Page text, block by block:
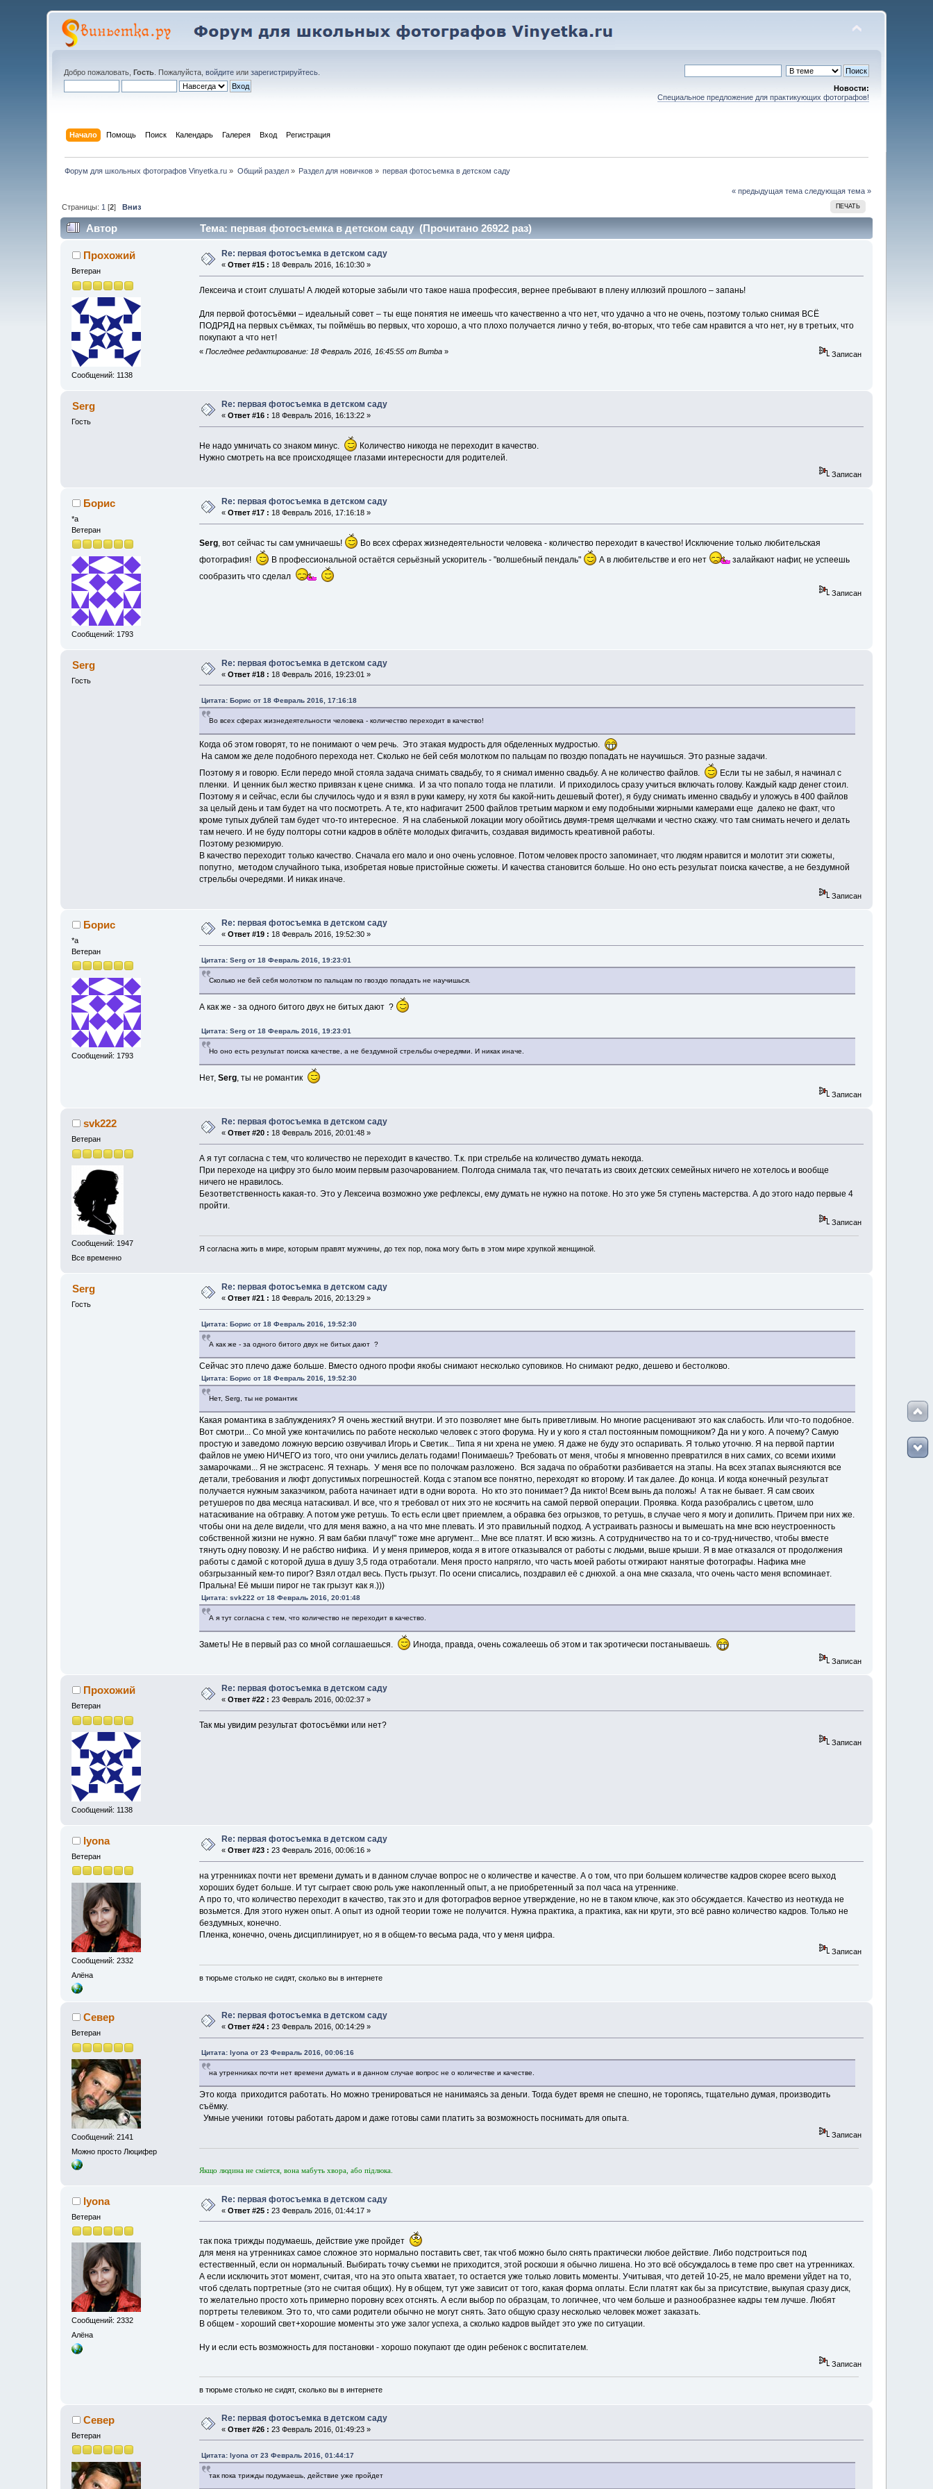
Добро пожаловать,Гость . Пожалуйста,войдите илизарегистрируйтесь
Новости:
Специальное предложение для практикующих фотографов!
Начало Помощь Поиск Календарь Галерея Вход Регистрация
Форум для школьных фотографов Vinyetka.ru » Общий раздел» Раздел для новичков » первая фотосъемка в детском саду
« предыдущая тема следующая тема »
ПЕЧАТЬ
Страницы: 1 [2]Вниз
Автор Тема: первая фотосъемка в детском саду (Прочитано 26922 раз)
Прохожий
Ветеран
Сообщений: 1138
Re: первая фотосъемка в детском саду
«Ответ #15 : 18 Февраль 2016, 16:10:30 »
Лексеича и стоит слушать! А людей которые забыли что такое наша профессия, вернее пребывают в плену иллюзий прошлого – запань!
Для первой фотосъёмки – идеальный совет – ты еще понятия не имеешь что качественно а что нет, что удачно а что не очень, поэтому только снимая ВСЁ
ПОДРЯД на первых съёмках, ты поймёшь во первых, что хорошо, а что плохо получается лично у тебя, во-вторых, что тебе сам нравится а что нет, ну в третьих, что
покупают а что нет!
« Последнее редактирование: 18 Февраль 2016, 16:45:55 от Bumba» Записан
Serg
Гость
Re: первая фотосъемка в детском саду
«Ответ #16 : 18 Февраль 2016, 16:13:22 »
Не надо умничать со знаком минус.
Количество никогда не переходит в качество.
Нужно смотреть на все происходящее глазами интересности для родителей.
Записан
Борис
*a
Ветеран
Сообщений: 1793
Re: первая фотосъемка в детском саду
«Ответ #17 : 18 Февраль 2016, 17:16:18 »
Serg, вот сейчас ты сам умничаешь!
Во всех сферах жизнедеятельности человека - количество переходит в качество! Исключение только любительская
фотография!
В профессиональной остаётся серьёзный ускоритель - "волшебный пендаль" А в любительстве и его нет
залайкают нафиг, не успеешь
сообразить что сделал
Записан
Serg
Гость
Re: первая фотосъемка в детском саду
«Ответ #18 : 18 Февраль 2016, 19:23:01 »
Цитата: Борис от 18 Февраль 2016, 17:16:18
Во всех сферах жизнедеятельности человека - количество переходит в качество!
Когда об этом говорят, то не понимают о чем речь. Это этакая мудрость для обделенных мудростью.
На самом же деле подобного перехода нет. Сколько не бей себя молотком по пальцам по гвоздю попадать не научишься. Это разные задачи.
Поэтому я и говорю. Если передо мной стояла задача снимать свадьбу, то я снимал именно свадьбу. А не количество файлов.
Если ты не забыл, я начинал с
пленки. И ценник был жестко привязан к цене снимка. И за что попало тогда не платили. И приходилось сразу учиться включать голову. Каждый кадр денег стоил.
Поэтому я и сейчас, если бы случилось чудо и я взял в руки камеру, ну хотя бы какой-нить дешевый фотег), я буду снимать именно свадьбу и уложусь в 400 файлов
за целый день и там будет на что посмотреть. А те, кто нафигачит 2500 файлов третьим марком и ему подобными жирными камерами еще далеко не факт, что
кроме тупых дублей там будет что-то интересное. Я на слабенькой локации могу обойтись двумя-тремя щелчками и честно скажу. что там снимать нечего и делать
там нечего. И не буду полторы сотни кадров в облёте молодых фигачить, создавая видимость креативной работы.
Поэтому резюмирую.
В качество переходит только качество. Сначала его мало и оно очень условное. Потом человек просто запоминает, что людям нравится и молотит эти сюжеты,
попутно, методом случайного тыка, изобретая новые пристойные сюжеты. И качества становится больше. Но оно есть результат поиска качестве, а не бездумной
стрельбы очередями. И никак иначе.
Записан
Борис
*a
Ветеран
Сообщений: 1793
Re: первая фотосъемка в детском саду
«Ответ #19 : 18 Февраль 2016, 19:52:30 »
Цитата: Serg от 18 Февраль 2016, 19:23:01
Сколько не бей себя молотком по пальцам по гвоздю попадать не научишься.
А как же - за одного битого двух не битых дают ?
Цитата: Serg от 18 Февраль 2016, 19:23:01
Но оно есть результат поиска качестве, а не бездумной стрельбы очередями. И никак иначе.
Нет, Serg, ты не романтик
Записан
svk222
Ветеран
Сообщений: 1947
Все временно
Re: первая фотосъемка в детском саду
«Ответ #20 : 18 Февраль 2016, 20:01:48 »
А я тут согласна с тем, что количество не переходит в качество. Т.к. при стрельбе на количество думать некогда.
При переходе на цифру это было моим первым разочарованием. Полгода снимала так, что печатать из своих детских семейных ничего не хотелось и вообще
ничего не нравилось.
Безответственность какая-то. Это у Лексеича возможно уже рефлексы, ему думать не нужно на потоке. Но это уже 5я ступень мастерства. А до этого надо первые 4
пройти.
Записан
Я согласна жить в мире, которым правят мужчины, до тех пор, пока могу быть в этом мире хрупкой женщиной.
Serg
Гость
Re: первая фотосъемка в детском саду
«Ответ #21 : 18 Февраль 2016, 20:13:29 »
Цитата: Борис от 18 Февраль 2016, 19:52:30
А как же - за одного битого двух не битых дают ?
Сейчас это плечо даже больше. Вместо одного профи якобы снимают несколько суповиков. Но снимают редко, дешево и бестолково.
Цитата: Борис от 18 Февраль 2016, 19:52:30
Нет, Serg, ты не романтик
Какая романтика в заблуждениях? Я очень жесткий внутри. И это позволяет мне быть приветливым. Но многие расценивают это как слабость. Или что-то подобное.
Вот смотри... Со мной уже контачились по работе несколько человек с этого форума. Ну и у кого я стал постоянным помощником? Да ни у кого. А почему? Самую
простую и заведомо ложную версию озвучивал Игорь и Светик... Типа я ни хрена не умею. Я даже не буду это оспаривать. Я только уточню. Я на первой партии
файлов не умею НИЧЕГО из того, что они учились делать годами! Понимаешь? Требовать от меня, чтобы я мгновенно превратился в них самих, со всеми ихими
замарочками... Я не экстрасенс. Я технарь. У меня все по полочкам разложено. Вся задача по обработки разбивается на этапы. На всех этапах выясняются все
детали, требования и люфт допустимых погрешностей. Когда с этапом все понятно, переходят ко второму. И так далее. До конца. И когда конечный результат
получается нужным заказчиком, работа начинает идти в одни ворота. Но кто это понимает? Да никто! Всем вынь да положь! А так не бывает. Я сам своих
ретушеров по два месяца натаскивал. И все, что я требовал от них это не косячить на самой первой операции. Проявка. Когда разобрались с цветом, шло
натаскивание на обтравку. А потом уже ретушь. То есть если цвет приемлем, а обравка без огрызков, то ретушь, в случае чего я могу и допилить. Причем при них же.
чтобы они на деле видели, что для меня важно, а на что мне плевать. И это правильный подход. А устраивать разносы и вымешать на мне всю неустроенность
собственной жизни не нужно. Я вам бабки плачу!" тоже мне аргумент... Мне все платят. И всю жизнь. А сотрудничество на то и со-труд-ничество, чтобы вместе
тянуть одну повозку. И не рабство нифика. И у меня примеров, когда я в итоге отказывался от работы с людьми, выше крыши. Я в мае отказался от продолжения
работы с дамой с которой душа в душу 3,5 года отработали. Меня просто напрягло, что часть моей работы отжирают нанятые фотографы. Нафика мне
обзгрызанный кем-то пирог? Взял отдал весь. Пусть грызут. По осени списались, поздравил её с днюхой. а она мне сказала, что очень часто меня вспоминает.
Пральна! Её мыши пирог не так грызут как я.)))
Цитата: svk222 от 18 Февраль 2016, 20:01:48
А я тут согласна с тем, что количество не переходит в качество.
Заметь! Не в первый раз со мной соглашаешься. Иногда, правда, очень сожалеешь об этом и так эротически постанываешь.
Записан
Прохожий
Ветеран
Сообщений: 1138
Re: первая фотосъемка в детском саду
«Ответ #22 : 23 Февраль 2016, 00:02:37 »
Так мы увидим результат фотосъёмки или нет?
Записан
lyona
Ветеран
Сообщений: 2332
Алёна
Re: первая фотосъемка в детском саду
«Ответ #23 : 23 Февраль 2016, 00:06:16 »
на утренниках почти нет времени думать и в данном случае вопрос не о количестве и качестве. А о том, что при большем количестве кадров скорее всего выход
хороших будет больше. И тут сыграет свою роль уже накопленный опыт, а не приобретенный за пол часа на утреннике.
А про то, что количество переходит в качество, так это и для фотографов верное утверждение, но не в таком ключе, как это обсуждается. Качество из неоткуда не
возьмется. Для этого нужен опыт. А опыт из одной теории тоже не получится. Нужна практика, а практика, как ни крути, это всё равно количество кадров. Только не
бездумных, конечно.
Пленка, конечно, очень дисциплинирует, но я в общем-то весьма рада, что у меня цифра.
Записан
в тюрьме столько не сидят, сколько вы в интернете
Север
Ветеран
Сообщений: 2141
Можно просто Люцифер
Re: первая фотосъемка в детском саду
«Ответ #24 : 23 Февраль 2016, 00:14:29 »
Цитата: lyona от 23 Февраль 2016, 00:06:16
на утренниках почти нет времени думать и в данном случае вопрос не о количестве и качестве.
Это когда приходится работать. Но можно тренироваться не нанимаясь за деньги. Тогда будет время не спешно, не торопясь, тщательно думая, производить
съёмку.
Умные ученики готовы работать даром и даже готовы сами платить за возможность поснимать для опыта.
Записан
Якщо людина не смiется, вона мабуть хвора, або пiдлюка.
lyona
Ветеран
Сообщений: 2332
Алёна
Re: первая фотосъемка в детском саду
«Ответ #25 : 23 Февраль 2016, 01:44:17 »
так пока трижды подумаешь, действие уже пройдет
для меня на утренниках самое сложное это нормально поставить свет, так чтоб можно было снять практически любое действие. Либо подстроиться под
естественный, если он нормальный. Выбирать точку съемки не приходится, этой роскоши я обычно лишена. Но это всё обсуждалось в теме про свет на утренниках.
А если исключить этот момент, считая, что на это опыта хватает, то остается уже только ловить моменты. Учитывая, что детей 10-25, не мало времени уйдет на то,
чтоб сделать портретные (это не считая общих). Ну в общем, тут уже зависит от того, какая форма оплаты. Если платят как бы за присутствие, выкупая сразу диск,
то желательно просто хоть примерно поровну всех отснять. А если выбор по образцам, то логичнее, что чем больше и разнообразнее кадры тем лучше. Любят
портреты телевиком. Это то, что сами родители обычно не могут снять. Зато общую сразу несколько человек может заказать.
В общем - хороший свет+хорошие моменты это уже залог успеха, а сколько кадров выйдет это уже по ситуации.
Ну и если есть возможность для постановки - хорошо покупают где один ребенок с воспитателем.
Записан
в тюрьме столько не сидят, сколько вы в интернете
Север
Ветеран
Re: первая фотосъемка в детском саду
«Ответ #26 : 23 Февраль 2016, 01:49:23 »
Цитата: lyona от 23 Февраль 2016, 01:44:17
так пока трижды подумаешь, действие уже пройдет